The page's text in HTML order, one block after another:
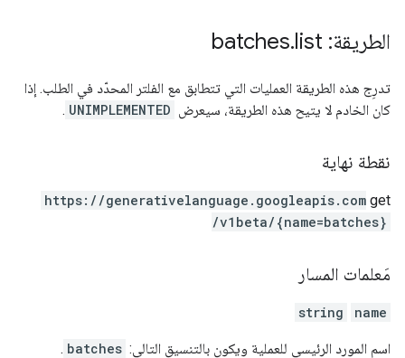
الطريقة: batches .list
تدرِج هذه الطريقة العمليات التي تتطابق مع الفلتر المحدّد في الطلب. إذا
كان الخادم لا يتيح هذه الطريقة، سيعرض UNIMPLEMENTED
.
نقطة نهاية
get
https: / /generativelanguage.googleapis.com
/v1beta/{name=batches}
مَعلمات المسار
name
string
اسم المورد الرئيسي للعملية ويكون بالتنسيق التالي: batches
.